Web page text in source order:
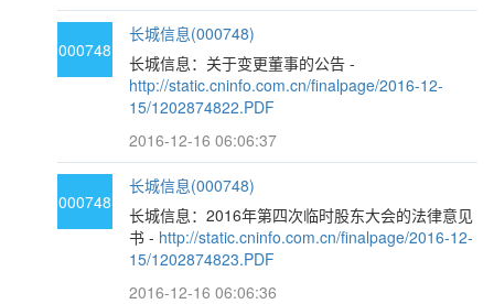
000748
长城信息(000748)
长城信息：关于变更董事的公告 -
http://static.cninfo.com.cn/finalpage/2016-12-
15/1202874822.PDF
2016-12-16 06:06:37
000748
长城信息(000748)
长城信息：2016年第四次临时股东大会的法律意见
书 - http://static.cninfo.com.cn/finalpage/2016-12-
15/1202874823.PDF
2016-12-16 06:06:36